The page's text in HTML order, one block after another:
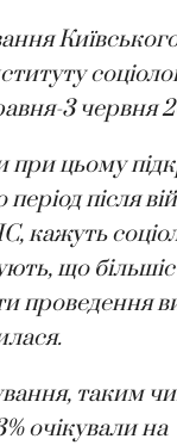
3 червня
при цьому
після
кажуть
що
проведення
таким
очікували на